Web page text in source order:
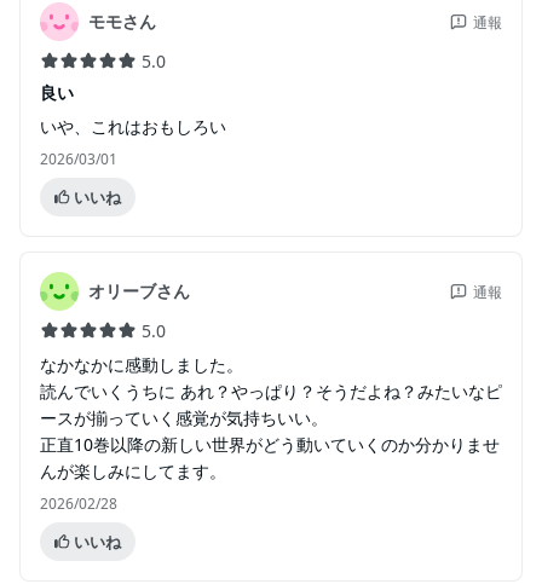
モモさん 通報
5.0
良い
いや、これはおもしろい
2026/03/01
いいね
オリーブさん 通報
5.0
なかなかに感動しました。
読んでいくうちに あれ？やっぱり？そうだよね？みたいなピ
ースが揃っていく感覚が気持ちいい。
正直10巻以降の新しい世界がどう動いていくのか分かりませ
んが楽しみにしてます。
2026/02/28
いいね